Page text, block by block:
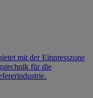
mit der Einpresszone
für die